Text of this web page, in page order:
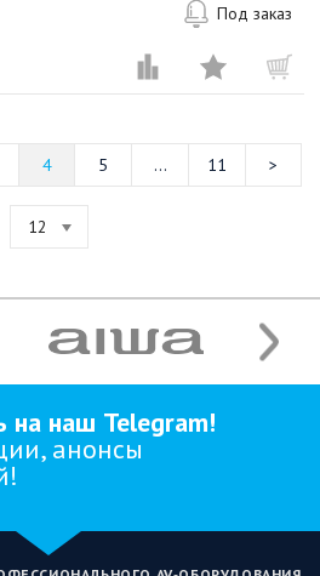
Под заказ
4 5 ... 11
12
на наш Telegram!
анонсы